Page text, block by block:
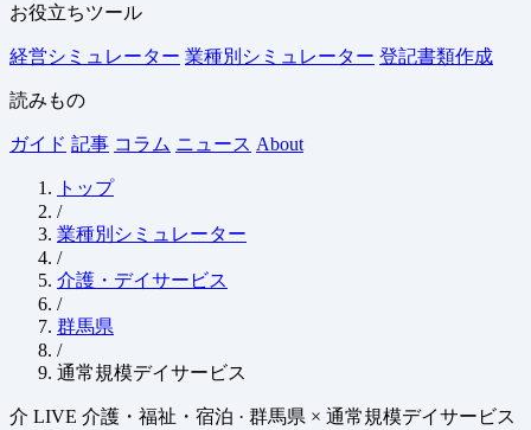
お役立ちツール
経営シミュレーター 業種別シミュレーター 登記書類作成
読みもの
ガイド 記事 コラム ニュース About
トップ
/
業種別シミュレーター
/
介護・デイサービス
/
群馬県
/
通常規模デイサービス
介 LIVE 介護・福祉・宿泊 · 群馬県 × 通常規模デイサービス